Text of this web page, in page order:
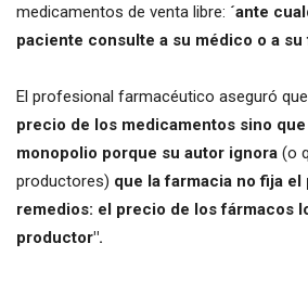
medicamentos de venta libre: ´ante
paciente consulte a su médico o a su
El profesional farmacéutico aseguró que
precio de los medicamentos sino
monopolio porque su autor ignora (o
productores) que la farmacia no fija
remedios: el precio de los fármacos
productor".